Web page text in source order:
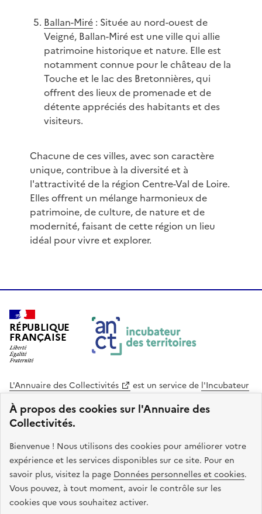
À propos des cookies sur l'Annuaire des
Collectivités.
Bienvenue ! Nous utilisons des cookies pour améliorer votre
expérience et les services disponibles sur ce site. Pour en
savoir plus, visitez la page Données personnelles et cookies.
Vous pouvez, à tout moment, avoir le contrôle sur les
cookies que vous souhaitez activer.
Ballan-Miré: Située au nord-ouest de
Veigné, Ballan-Miré est une ville qui allie
patrimoine historique et nature. Elle est
notamment connue pour le château de la
Touche et le lac des Bretonnières, qui
offrent des lieux de promenade et de
détente appréciés des habitants et des
visiteurs.
Chacune de ces villes, avec son caractère
unique, contribue à la diversité et à
l'attractivité de la région Centre-Val de Loire.
Elles offrent un mélange harmonieux de
patrimoine, de culture, de nature et de
modernité, faisant de cette région un lieu
idéal pour vivre et explorer.
RÉPUBLIQUE
FRANÇAISE
L'Annuaire des Collectivités est un service de l'Incubateur
des Territoires
Cohésion des Territoires
. Le code source de ce site web
est disponible en licence libre. Le design de ce site est conçu
avec le système de design de l’État.
legifrance.gouv.fr
info.gouv.fr
service-public.gouv.fr
data.gouv.fr